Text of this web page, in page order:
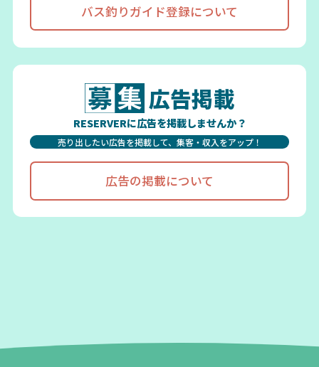
バス釣りガイド登録について
広告掲載
RESERVERに広告を掲載しませんか？
売り出したい広告を掲載して、集客・収入をアップ！
広告の掲載について